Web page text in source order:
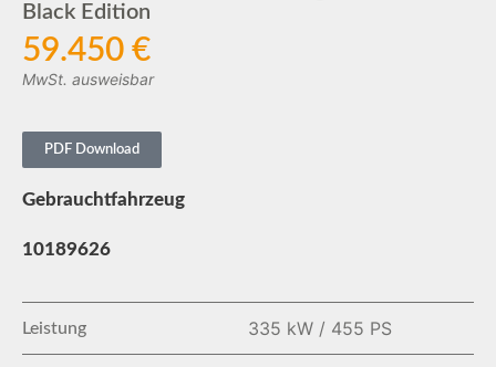
Black Edition
59.450 €
MwSt. ausweisbar
PDF Download
Gebrauchtfahrzeug
10189626
Leistung 335 kW / 455 PS